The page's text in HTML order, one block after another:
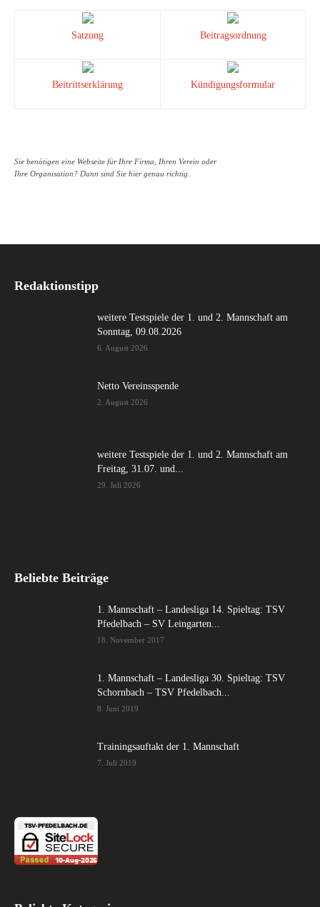
Satzung Beitragsordnung
Beitrittserklärung Kündigungsformular
Sie benötigen eine Webseite für Ihre Firma, Ihren Verein oder
Ihre Organisation? Dann sind Sie hier genau richtig.
Redaktionstipp
weitere Testspiele der 1. und 2. Mannschaft am
Sonntag, 09.08.2026
6. August 2026
Netto Vereinsspende
2. August 2026
weitere Testspiele der 1. und 2. Mannschaft am
Freitag, 31.07. und...
29. Juli 2026
Beliebte Beiträge
1. Mannschaft – Landesliga 14. Spieltag: TSV
Pfedelbach – SV Leingarten...
18. November 2017
1. Mannschaft – Landesliga 30. Spieltag: TSV
Schornbach – TSV Pfedelbach...
8. Juni 2019
Trainingsauftakt der 1. Mannschaft
7. Juli 2019